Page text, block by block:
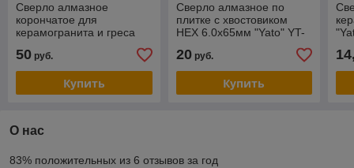
Cверло алмазное
корончатое для
керамогранита и греса
60445
50 руб.
Купить
Сверло алмазное по
плитке с хвостовиком
HEX 6.0x65мм "Yato" YT-
20руб.
Купить
О нас
83% положительных из 6 отзывов за год